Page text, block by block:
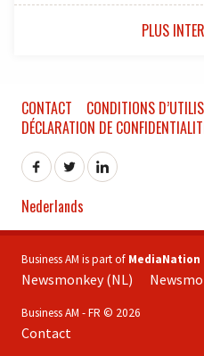
PLUS
CONTACT
CONDITIONS
DÉCLARATION DE
Nederlands
Business AM is part of MediaNation
Newsmonkey (NL)
Business AM - FR © 2026
Contact